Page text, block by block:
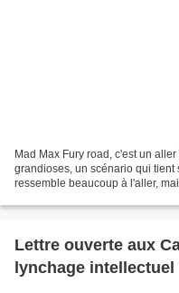
Mad Max Fury road, c'est un
grandioses, un scénario qui tient
ressemble beaucoup à l'aller,
Lettre ouverte aux
lynchage